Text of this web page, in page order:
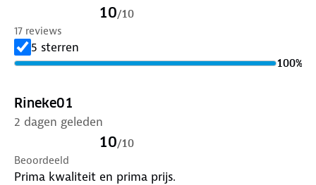
10/10
17 reviews
5 sterren
100%
Rineke01
2 dagen geleden
10/10
Beoordeeld
Prima kwaliteit en prima prijs.